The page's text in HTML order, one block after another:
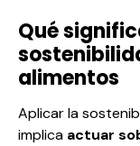
Qué
alimentos
Aplicar la
implica actuar